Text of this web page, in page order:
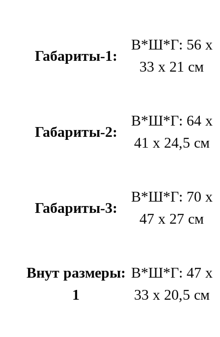
Габариты-1:
В*Ш*Г: 56 х
33 х 21 см
Габариты-2:
В*Ш*Г: 64 х
41 х 24,5 см
Габариты-3:
В*Ш*Г: 70 х
47 х 27 см
Внут размеры:
1
В*Ш*Г: 47 х
33 х 20,5 см